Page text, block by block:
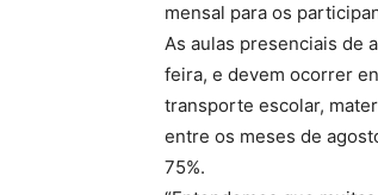
mensal para os
As aulas presenciais de
feira, e devem ocorrer
transporte escolar,
entre os meses de
75%.